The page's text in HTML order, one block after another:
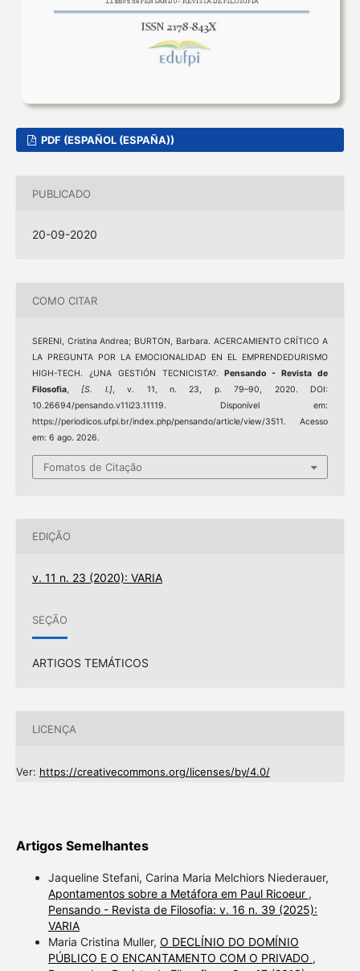
PDF (ESPAÑOL (ESPAÑA))
PUBLICADO
20-09-2020
COMO CITAR
SERENI, Cristina Andrea; BURTON, Barbara. ACERCAMIENTO CRÍTICO A
LA PREGUNTA POR LA EMOCIONALIDAD EN EL EMPRENDEDURISMO
HIGH-TECH. ¿UNA GESTIÓN TECNICISTA?.Pensando - Revista de
Filosofia,[S. l.], v. 11, n. 23, p. 79–90, 2020. DOI:
10.26694/pensando.v11i23.11119. Disponível em:
https://periodicos.ufpi.br/index.php/pensando/article/view/3511. Acesso
em: 6 ago. 2026.
Fomatos de Citação
EDIÇÃO
v. 11 n. 23 (2020): VARIA
SEÇÃO
ARTIGOS TEMÁTICOS
LICENÇA
Ver: https://creativecommons.org/licenses/by/4.0/
Artigos Semelhantes
Jaqueline Stefani, Carina Maria Melchiors Niederauer,
Apontamentos sobre a Metáfora em Paul Ricoeur ,
Pensando - Revista de Filosofia: v. 16 n. 39 (2025):
VARIA
Maria Cristina Muller, O DECLÍNIO DO DOMÍNIO
PÚBLICO E O ENCANTAMENTO COM O PRIVADO ,